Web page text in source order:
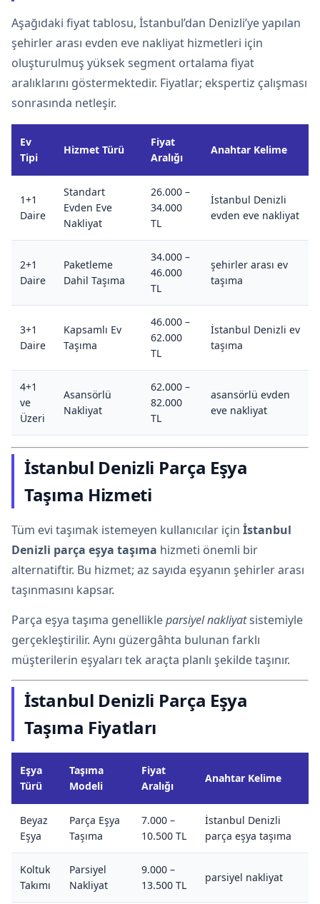
Aşağıdaki fiyat tablosu, İstanbul’dan Denizli’ye yapılan
şehirler arası evden eve nakliyat hizmetleri için
oluşturulmuş yüksek segment ortalama fiyat
aralıklarını göstermektedir. Fiyatlar; ekspertiz çalışması
sonrasında netleşir.
Ev
Tipi
Hizmet Türü
Fiyat
Aralığı
Anahtar Kelime
1+1
Daire
Standart
Evden Eve
Nakliyat
26.000 –
34.000
TL
İstanbul Denizli
evden eve nakliyat
2+1
Daire
Paketleme
Dahil Taşıma
34.000 –
46.000
TL
şehirler arası ev
taşıma
3+1
Daire
Kapsamlı Ev
Taşıma
46.000 –
62.000
TL
İstanbul Denizli ev
taşıma
4+1
ve
Üzeri
Asansörlü
Nakliyat
62.000 –
82.000
TL
asansörlü evden
eve nakliyat
İstanbul Denizli Parça Eşya
Taşıma Hizmeti
Tüm evi taşımak istemeyen kullanıcılar için İstanbul
Denizli parça eşya taşıma hizmeti önemli bir
alternatiftir. Bu hizmet; az sayıda eşyanın şehirler arası
taşınmasını kapsar.
Parça eşya taşıma genellikleparsiyel nakliyatsistemiyle
gerçekleştirilir. Aynı güzergâhta bulunan farklı
müşterilerin eşyaları tek araçta planlı şekilde taşınır.
İstanbul Denizli Parça Eşya
Taşıma Fiyatları
Eşya
Türü
Taşıma
Modeli
Fiyat
Aralığı
Anahtar Kelime
Beyaz
Eşya
Parça Eşya
Taşıma
7.000 –
10.500 TL
İstanbul Denizli
parça eşya taşıma
Koltuk
Takımı
Parsiyel
Nakliyat
9.000 –
13.500 TL
parsiyel nakliyat